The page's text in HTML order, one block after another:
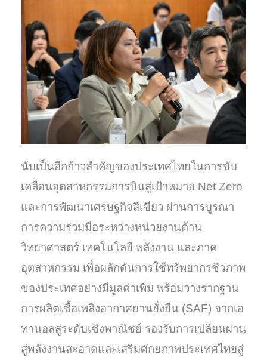
นับเป็นอีกก้าวสำคัญของประเทศไทยในการขับ
เคลื่อนอุตสาหกรรมการบินสู่เป้าหมาย Net Zero
และการพัฒนาเศรษฐกิจสีเขียว ผ่านการบูรณา
การความร่วมมือระหว่างหน่วยงานด้าน
วิทยาศาสตร์ เทคโนโลยี พลังงาน และภาค
อุตสาหกรรม เพื่อผลักดันการใช้ทรัพยากรชีวภาพ
ของประเทศอย่างมีมูลค่าเพิ่ม พร้อมวางรากฐาน
การผลิตเชื้อเพลิงอากาศยานยั่งยืน (SAF) จากเอ
ทานอลสู่ระดับเชิงพาณิชย์ รองรับการเปลี่ยนผ่าน
สู่พลังงานสะอาดและเสริมศักยภาพประเทศไทยสู่